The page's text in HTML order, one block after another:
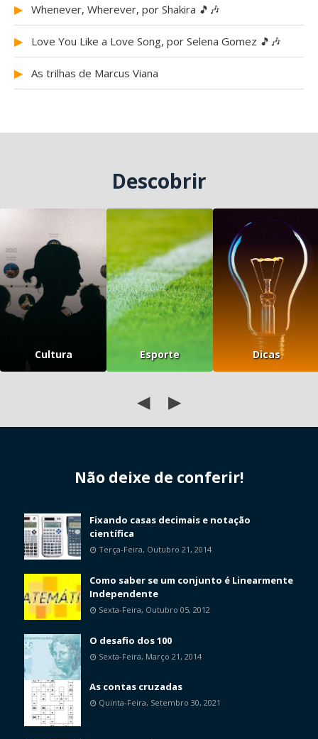
▶ Whenever, Wherever, por Shakira 🎵🎶
▶ Love You Like a Love Song, por Selena Gomez 🎵🎶
▶ As trilhas de Marcus Viana
Descobrir
Cultura Esporte Dicas
◀ ▶
Não deixe de conferir!
Fixando casas decimais e notação
científica
Terça-Feira, Outubro 21, 2014
Como saber se um conjunto é Linearmente
Independente
Sexta-Feira, Outubro 05, 2012
O desafio dos 100
Sexta-Feira, Março 21, 2014
As contas cruzadas
Quinta-Feira, Setembro 30, 2021